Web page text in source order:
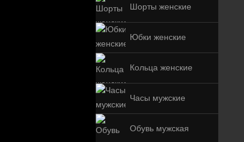
Шорты женские
Юбки женские
Кольца женские
Часы мужские
Обувь мужская